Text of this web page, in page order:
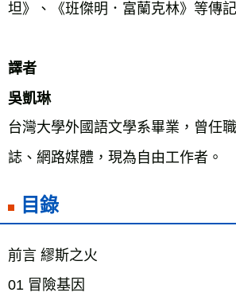
坦》、《班傑明．富蘭克林》等傳記
譯者
吳凱琳
台灣大學外國語文學系畢業，曾任
誌、網路媒體，現為自由工作者。
目錄
前言 繆斯之火
01 冒險基因